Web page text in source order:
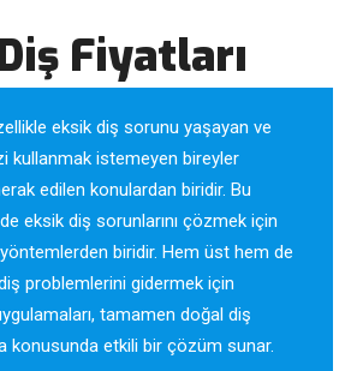
Fiyatları
eksik diş sorunu yaşayan ve
kullanmak istemeyen bireyler
edilen konulardan biridir. Bu
eksik diş sorunlarını çözmek için
biridir. Hem üst hem de
problemlerini gidermek için
tamamen doğal diş
konusunda etkili bir çözüm sunar.